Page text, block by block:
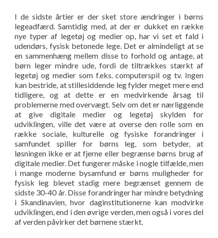
I de sidste årtier er der sket store ændringer i børns
legeadfærd. Samtidig med, at der er dukket en række
nye typer af legetøj og medier op, har vi set et fald i
udendørs, fysisk betonede lege. Det er almindeligt at se
en sammenhæng mellem disse to forhold og antage, at
børn leger mindre ude, fordi de tiltrækkes stærkt af
legetøj og medier som f.eks. computerspil og tv. Ingen
kan bestride, at stillesiddende leg fylder meget mere end
tidligere, og at dette er en medvirkende årsag til
problemerne med overvægt. Selv om det er nærliggende
at give digitale medier og legetøj skylden for
udviklingen, ville det være at overse den rolle som en
række sociale, kulturelle og fysiske forandringer i
samfundet spiller for børns leg, som betyder, at
løsningen ikke er at fjerne eller begrænse børns brug af
digitale medier. Det fungerer måske i nogle tilfælde, men
i mange moderne bysamfund er børns muligheder for
fysisk leg blevet stadig mere begrænset gennem de
sidste 30-40 år. Disse forandringer har mindre betydning
i Skandinavien, hvor daginstitutionerne kan modvirke
udviklingen, end i den øvrige verden, men også i vores del
af verden påvirker det børnene stærkt.